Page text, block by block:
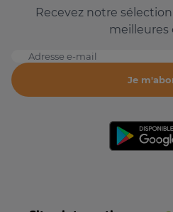
Recevez notre
meilleures
Adresse e-mail
Je